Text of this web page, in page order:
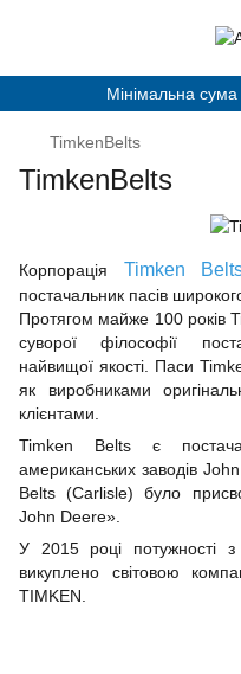
Мінімальна
TimkenBelts
TimkenBelts
Корпорація Timken
постачальник пасів
Протягом майже 100 років
суворої філософії
найвищої якості. Паси
як виробниками
клієнтами.
Timken Belts є
американських заводів
Belts (Carlisle) було
John Deere».
У 2015 році потужності
викуплено світовою
TIMKEN.